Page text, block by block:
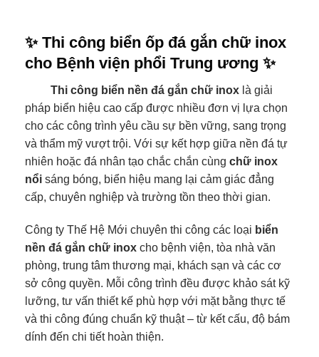
✨ Thi công biển ốp đá gắn chữ inox
cho Bệnh viện phổi Trung ương ✨
Thi công biển nền đá gắn chữ inox là giải
pháp biển hiệu cao cấp được nhiều đơn vị lựa chọn
cho các công trình yêu cầu sự bền vững, sang trọng
và thẩm mỹ vượt trội. Với sự kết hợp giữa nền đá tự
nhiên hoặc đá nhân tạo chắc chắn cùng chữ inox
nổi sáng bóng, biển hiệu mang lại cảm giác đẳng
cấp, chuyên nghiệp và trường tồn theo thời gian.
Công ty Thế Hệ Mới chuyên thi công các loại biển
nền đá gắn chữ inox cho bệnh viện, tòa nhà văn
phòng, trung tâm thương mại, khách sạn và các cơ
sở công quyền. Mỗi công trình đều được khảo sát kỹ
lưỡng, tư vấn thiết kế phù hợp với mặt bằng thực tế
và thi công đúng chuẩn kỹ thuật – từ kết cấu, độ bám
dính đến chi tiết hoàn thiện.